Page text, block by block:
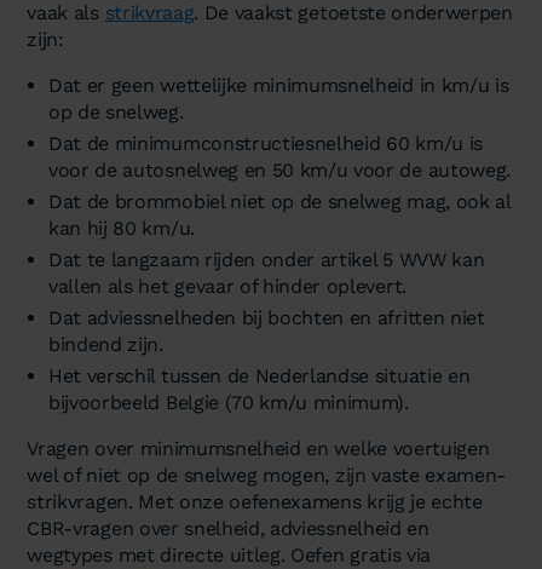
vaak als strikvraag. De vaakst getoetste onderwerpen
zijn:
Dat er geen wettelijke minimumsnelheid in km/u is
op de snelweg.
Dat de minimumconstructiesnelheid 60 km/u is
voor de autosnelweg en 50 km/u voor de autoweg.
Dat de brommobiel niet op de snelweg mag, ook al
kan hij 80 km/u.
Dat te langzaam rijden onder artikel 5 WVW kan
vallen als het gevaar of hinder oplevert.
Dat adviessnelheden bij bochten en afritten niet
bindend zijn.
Het verschil tussen de Nederlandse situatie en
bijvoorbeeld Belgie (70 km/u minimum).
Vragen over minimumsnelheid en welke voertuigen
wel of niet op de snelweg mogen, zijn vaste examen-
strikvragen. Met onze oefenexamens krijg je echte
CBR-vragen over snelheid, adviessnelheid en
wegtypes met directe uitleg. Oefen gratis via